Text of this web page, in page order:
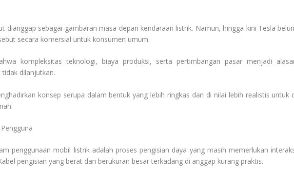
dianggap sebagai gambaran masa depan kendaraan listrik. Namun, hingga kini Tesla
secara komersial untuk konsumen umum.
kompleksitas teknologi, biaya produksi, serta pertimbangan pasar menjadi
dilanjutkan.
konsep serupa dalam bentuk yang lebih ringkas dan di nilai lebih realistis untuk
penggunaan mobil listrik adalah proses pengisian daya yang masih memerlukan
pengisian yang berat dan berukuran besar terkadang di anggap kurang praktis.